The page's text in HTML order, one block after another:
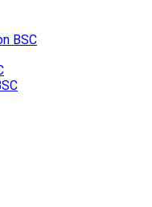
BSC